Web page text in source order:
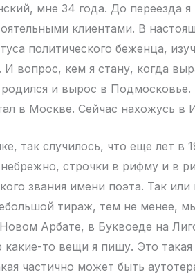
мне 34 года. До переезда я
клиентами. В
политического беженца,
вопрос, кем я стану, когда
и вырос в Подмосковье.
в Москве. Сейчас нахожусь в
так случилось, что еще лет в
строчки в рифму и в
звания имени поэта. Так
тираж, тем не менее,
Арбате, в Буквоеде на
то вещи я пишу. Это такая
частично может быть